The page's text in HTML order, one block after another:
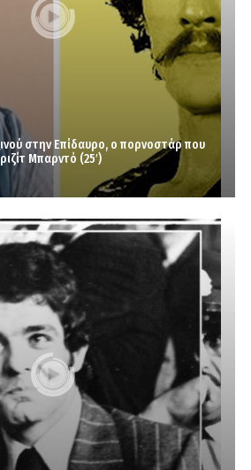
στην Επίδαυρο, ο πορνοστάρ που
Μπαρντό (25′)